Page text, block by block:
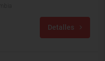
Detalles